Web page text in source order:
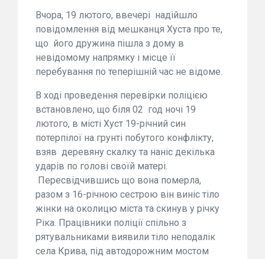
Вчора, 19 лютого, ввечері надійшло
повідомлення від мешканця Хуста про те,
що його дружина пішла з дому в
невідомому напрямку і місце її
перебування по теперішній час не відоме.
В ході проведення перевірки поліцією
встановлено, що біля 02 год ночі 19
лютого, в місті Хуст 19-річний син
потерпілої на грунті побутого конфлікту,
взяв деревяну скалку та наніс декілька
ударів по голові своїй матері.
Пересвідчившись що вона померла,
разом з 16-річною сестрою він виніс тіло
жінки на околицю міста та скинув у річку
Ріка. Працівники поліції спільно з
рятувальниками виявили тіло неподалік
села Крива, під автодорожним мостом